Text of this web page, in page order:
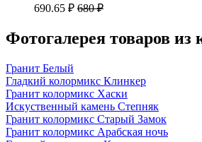
690.65 ₽ 680 ₽
Фотогалерея товаров из
Гранит Белый
Гладкий колормикс Клинкер
Гранит колормикс Хаски
Искуственный камень Степняк
Гранит колормикс Старый Замок
Гранит колормикс Арабская ночь